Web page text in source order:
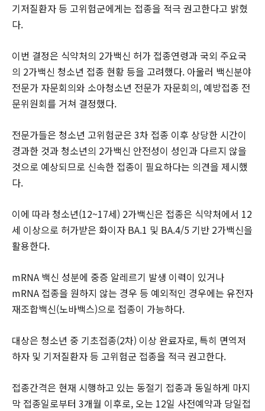
기저질환자 등 고위험군에게는 접종을 적극 권고한다고 밝혔
다.
이번 결정은 식약처의 2가백신 허가 접종연령과 국외 주요국
의 2가백신 청소년 접종 현황 등을 고려했다. 아울러 백신분야
전문가 자문회의와 소아청소년 전문가 자문회의, 예방접종 전
문위원회를 거쳐 결정했다.
전문가들은 청소년 고위험군은 3차 접종 이후 상당한 시간이
경과한 것과 청소년의 2가백신 안전성이 성인과 다르지 않을
것으로 예상되므로 신속한 접종이 필요하다는 의견을 제시했
다.
이에 따라 청소년(12~17세) 2가백신은 접종은 식약처에서 12
세 이상으로 허가받은 화이자 BA.1 및 BA.4/5 기반 2가백신을
활용한다.
mRNA 백신 성분에 중증 알레르기 발생 이력이 있거나
mRNA 접종을 원하지 않는 경우 등 예외적인 경우에는 유전자
재조합백신(노바백스)으로 접종이 가능하다.
대상은 청소년 중 기초접종(2차) 이상 완료자로, 특히 면역저
하자 및 기저질환자 등 고위험군 접종을 적극 권고한다.
접종간격은 현재 시행하고 있는 동절기 접종과 동일하게 마지
막 접종일로부터 3개월 이후로, 오는 12일 사전예약과 당일접